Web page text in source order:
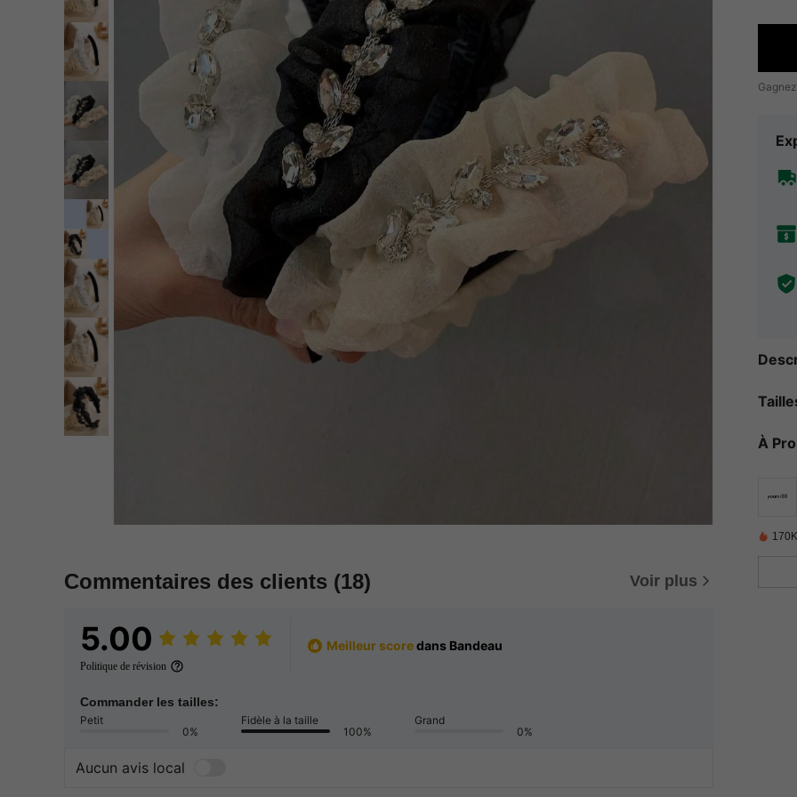
Commentaires des clients (18) Voir plus
5.00
Politique de révision
Meilleur scoredans Bandeau
Commander les tailles:
Petit
0%
Fidèle à la taille
100%
Grand
0%
Aucun avis local
À